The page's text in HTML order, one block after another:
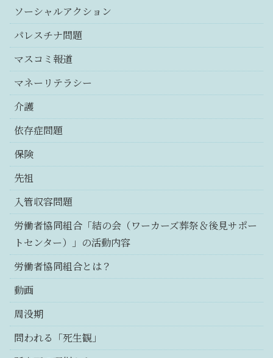
ソーシャルアクション
パレスチナ問題
マスコミ報道
マネーリテラシー
介護
依存症問題
保険
先祖
入管収容問題
労働者協同組合「結の会（ワーカーズ葬祭＆後見サポー
トセンター）」の活動内容
労働者協同組合とは？
動画
周没期
問われる「死生観」